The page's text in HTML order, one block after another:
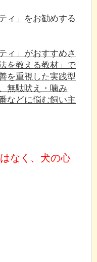
ィ」をお勧めする
ィ」がおすすめさ
を教える教材」で
を重視した実践型
無駄吠え・噛み
などに悩む飼い主
なく、犬の心